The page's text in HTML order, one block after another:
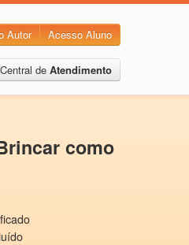
Autor Acesso Aluno
Central de Atendimento
como